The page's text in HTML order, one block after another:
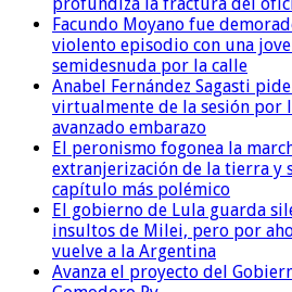
Facundo Moyano fue
violento episodio con una
semidesnuda por la calle
Anabel Fernández Sagasti
virtualmente de la sesión por
avanzado embarazo
El peronismo fogonea la
extranjerización de la tierra y
capítulo más polémico
El gobierno de Lula guarda
insultos de Milei, pero por
vuelve a la Argentina
Avanza el proyecto del